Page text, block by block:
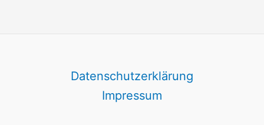
Datenschutzerklärung
Impressum